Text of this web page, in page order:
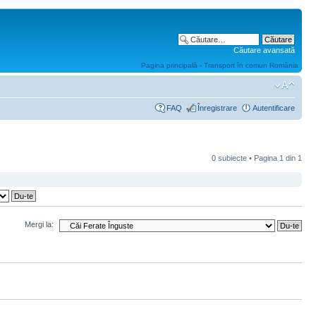
Căutare avansată
Pagina principală - Transport în comun România
FAQ Înregistrare Autentificare
0 subiecte • Pagina 1 din 1
Mergi la: